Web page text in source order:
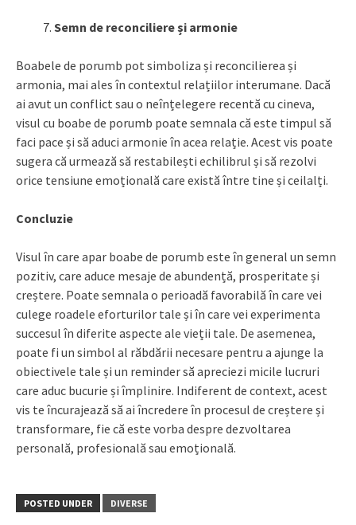
Semn de reconciliere și armonie
Boabele de porumb pot simboliza și reconcilierea și
armonia, mai ales în contextul relațiilor interumane. Dacă
ai avut un conflict sau o neînțelegere recentă cu cineva,
visul cu boabe de porumb poate semnala că este timpul să
faci pace și să aduci armonie în acea relație. Acest vis poate
sugera că urmează să restabilești echilibrul și să rezolvi
orice tensiune emoțională care există între tine și ceilalți.
Concluzie
Visul în care apar boabe de porumb este în general un semn
pozitiv, care aduce mesaje de abundență, prosperitate și
creștere. Poate semnala o perioadă favorabilă în care vei
culege roadele eforturilor tale și în care vei experimenta
succesul în diferite aspecte ale vieții tale. De asemenea,
poate fi un simbol al răbdării necesare pentru a ajunge la
obiectivele tale și un reminder să apreciezi micile lucruri
care aduc bucurie și împlinire. Indiferent de context, acest
vis te încurajează să ai încredere în procesul de creștere și
transformare, fie că este vorba despre dezvoltarea
personală, profesională sau emoțională.
POSTED UNDER DIVERSE